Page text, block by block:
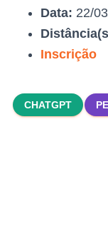
Data: 22/
Inscrição
CHATGPT